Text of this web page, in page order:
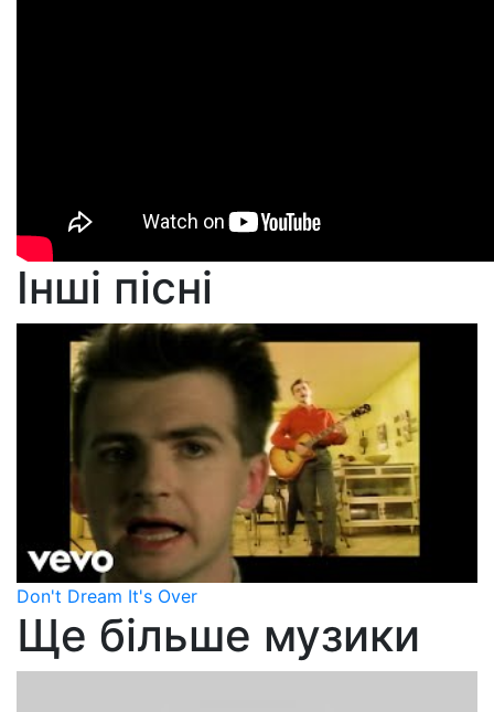
Інші пісні
Don't Dream It's Over
Ще більше музики